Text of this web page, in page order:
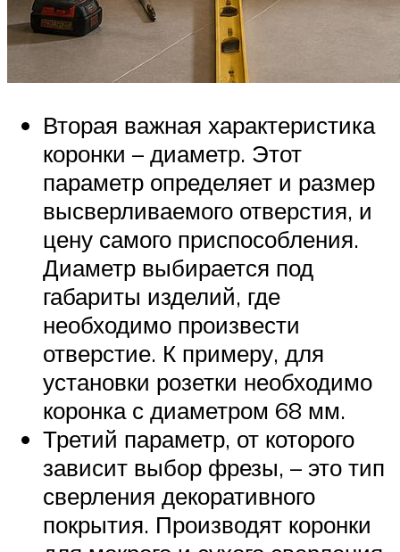
Вторая важная характеристика
коронки – диаметр. Этот
параметр определяет и размер
высверливаемого отверстия, и
цену самого приспособления.
Диаметр выбирается под
габариты изделий, где
необходимо произвести
отверстие. К примеру, для
установки розетки необходимо
коронка с диаметром 68 мм.
Третий параметр, от которого
зависит выбор фрезы, – это тип
сверления декоративного
покрытия. Производят коронки